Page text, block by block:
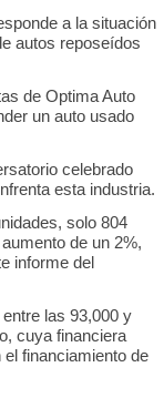
a la situación
autos reposeídos
de Optima Auto
un auto usado
celebrado
esta industria.
solo 804
de un 2%,
informe del
las 93,000 y
cuya financiera
financiamiento de